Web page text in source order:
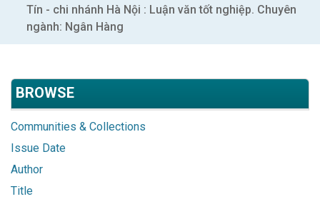
Tín - chi nhánh Hà Nội : Luận văn tốt nghiệp. Chuyên
ngành: Ngân Hàng
BROWSE
Communities & Collections
Issue Date
Author
Title